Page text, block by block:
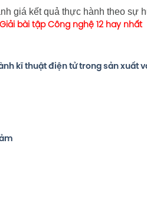
giá kết quả thực hành theo sự
bài tập Công nghệ 12 hay nhất
kĩ thuật điện tử trong sản xuất